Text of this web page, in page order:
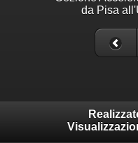
da Pisa